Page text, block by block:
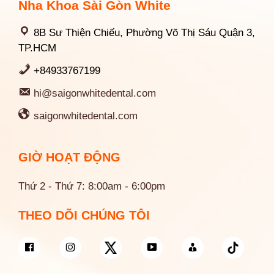
Nha Khoa Sài Gòn White
8B Sư Thiện Chiếu, Phường Võ Thị Sáu Quận 3,
TP.HCM
+84933767199
hi@saigonwhitedental.com
saigonwhitedental.com
GIỜ HOẠT ĐỘNG
Thứ 2 - Thứ 7: 8:00am - 6:00pm
THEO DÕI CHÚNG TÔI